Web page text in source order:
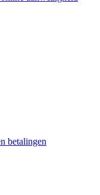
betalingen